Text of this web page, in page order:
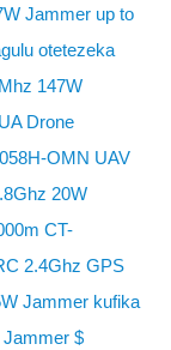
Jammer up to
otetezeka
147W
Drone
OMN UAV
20W
CT-
2.4Ghz GPS
Jammer kufika
$